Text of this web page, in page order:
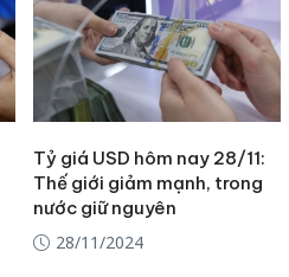
Tỷ giá USD hôm nay 28/11:
Thế giới giảm mạnh, trong
nước giữ nguyên
28/11/2024